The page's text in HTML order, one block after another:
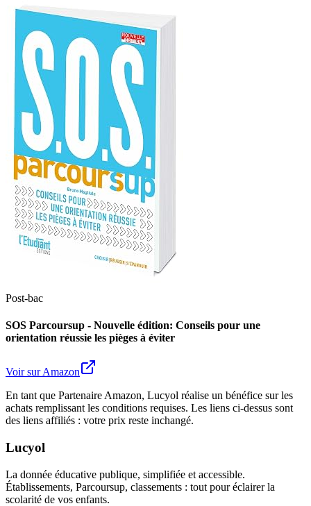
Post-bac
SOS Parcoursup - Nouvelle édition: Conseils pour une
orientation réussie les pièges à éviter
Voir sur Amazon
En tant que Partenaire Amazon, Lucyol réalise un bénéfice sur les
achats remplissant les conditions requises. Les liens ci-dessus sont
des liens affiliés : votre prix reste inchangé.
Lucyol
La donnée éducative publique, simplifiée et accessible.
Établissements, Parcoursup, classements : tout pour éclairer la
scolarité de vos enfants.